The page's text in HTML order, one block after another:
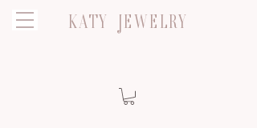
KATY JEWELRY